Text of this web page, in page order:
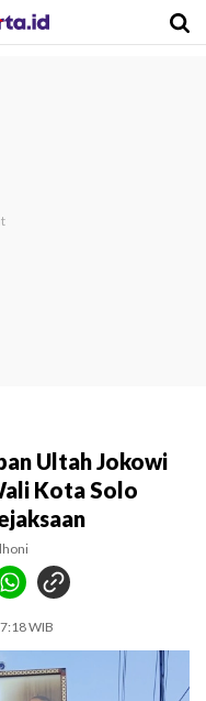
Ultah Jokowi
Kota Solo
WIB